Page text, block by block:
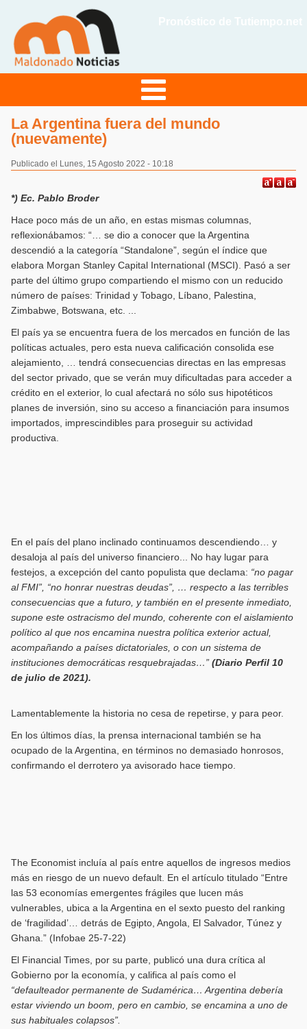
La Argentina fuera del mundo
(nuevamente)
Publicado el Lunes, 15 Agosto 2022 - 10:18
*) Ec. Pablo Broder
Hace poco más de un año, en estas mismas columnas,
reflexionábamos: “… se dio a conocer que la Argentina
descendió a la categoría “Standalone”, según el índice que
elabora Morgan Stanley Capital International (MSCI). Pasó a ser
parte del último grupo compartiendo el mismo con un reducido
número de países: Trinidad y Tobago, Líbano, Palestina,
Zimbabwe, Botswana, etc. ...
El país ya se encuentra fuera de los mercados en función de las
políticas actuales, pero esta nueva calificación consolida ese
alejamiento, … tendrá consecuencias directas en las empresas
del sector privado, que se verán muy dificultadas para acceder a
crédito en el exterior, lo cual afectará no sólo sus hipotéticos
planes de inversión, sino su acceso a financiación para insumos
importados, imprescindibles para proseguir su actividad
productiva.
En el país del plano inclinado continuamos descendiendo… y
desaloja al país del universo financiero... No hay lugar para
festejos, a excepción del canto populista que declama: “no pagar
al FMI”, “no honrar nuestras deudas”, … respecto a las terribles
consecuencias que a futuro, y también en el presente inmediato,
supone este ostracismo del mundo, coherente con el aislamiento
político al que nos encamina nuestra política exterior actual,
acompañando a países dictatoriales, o con un sistema de
instituciones democráticas resquebrajadas…” (Diario Perfil 10
de julio de 2021).
Lamentablemente la historia no cesa de repetirse, y para peor.
En los últimos días, la prensa internacional también se ha
ocupado de la Argentina, en términos no demasiado honrosos,
confirmando el derrotero ya avisorado hace tiempo.
The Economist incluía al país entre aquellos de ingresos medios
más en riesgo de un nuevo default. En el artículo titulado “Entre
las 53 economías emergentes frágiles que lucen más
vulnerables, ubica a la Argentina en el sexto puesto del ranking
de ‘fragilidad’… detrás de Egipto, Angola, El Salvador, Túnez y
Ghana.” (Infobae 25-7-22)
El Financial Times, por su parte, publicó una dura crítica al
Gobierno por la economía, y califica al país como el
“defaulteador permanente de Sudamérica… Argentina debería
estar viviendo un boom, pero en cambio, se encamina a uno de
sus habituales colapsos”.